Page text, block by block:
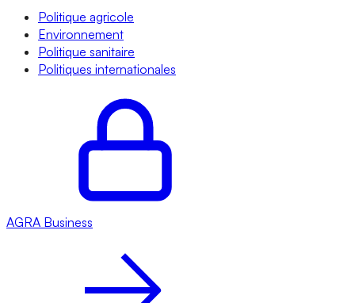
Politique agricole
Environnement
Politique sanitaire
Politiques internationales
AGRA Business